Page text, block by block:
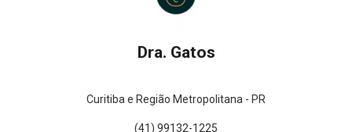
Dra. Gatos
Curitiba e Região Metropolitana - PR
(41) 99132-1225